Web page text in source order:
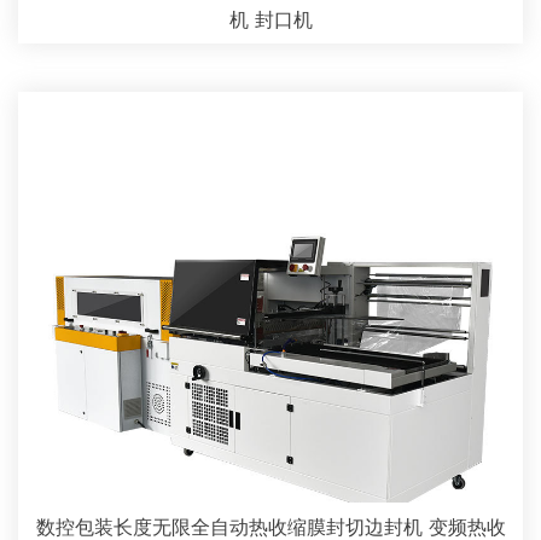
机 封口机
数控包装长度无限全自动热收缩膜封切边封机 变频热收